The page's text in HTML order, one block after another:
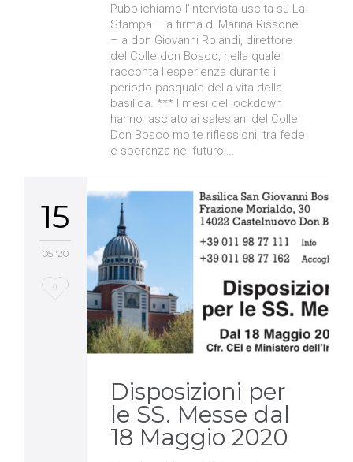
Pubblichiamo l’intervista uscita su La
Stampa – a firma di Marina Rissone
– a don Giovanni Rolandi, direttore
del Colle don Bosco, nella quale
racconta l’esperienza durante il
periodo pasquale della vita della
basilica. *** I mesi del lockdown
hanno lasciato ai salesiani del Colle
Don Bosco molte riflessioni, tra fede
e speranza nel futuro….
15
05 '20
Love
0
Disposizioni per
le SS. Messe dal
18 Maggio 2020